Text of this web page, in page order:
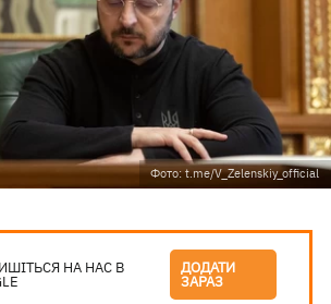
Фото: t.me/V_Zelenskiy_official
НА НАС В ДОДАТИ
ЗАРАЗ